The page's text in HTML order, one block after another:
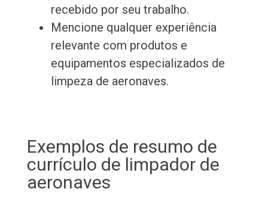
recebido por seu trabalho.
Mencione qualquer experiência
relevante com produtos e
equipamentos especializados de
limpeza de aeronaves.
Exemplos de resumo de
currículo de limpador de
aeronaves